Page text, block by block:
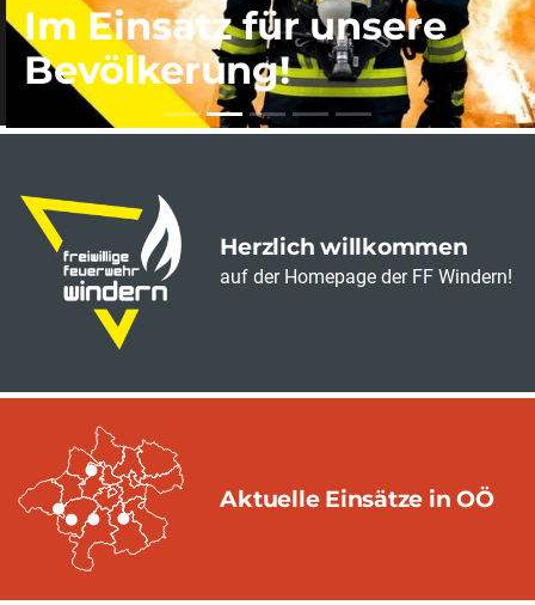
Im Einsatz für unsere
Bevölkerung!
Herzlich willkommen
auf der Homepage der FF Windern!
Aktuelle Einsätze in OÖ